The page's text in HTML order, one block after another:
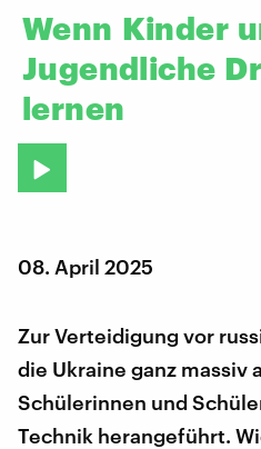
Wenn Kinder
Jugendliche
lernen
08. April 2025
Zur Verteidigung vor
die Ukraine ganz massiv
Schülerinnen und
Technik herangeführt.